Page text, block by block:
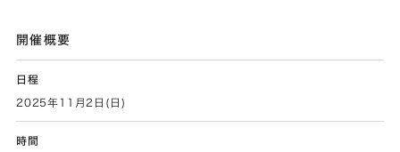
開催概要
日程
2025年11月2日(日)
時間